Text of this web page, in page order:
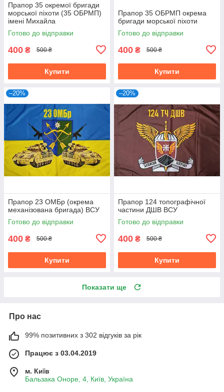
Прапор 35 окремої бригади
морської піхоти (35 ОБРМП)
імені Михайла
Гостроградського ВСУ
Готово до відправки
400 ₴ 500 ₴
Купити
Прапор 35 ОБРМП окрема
бригади морської піхоти
Готово до відправки
400 ₴ 500 ₴
Купити
–20%
Прапор 23 ОМБр (окрема
механізована бригада) ВСУ
Готово до відправки
400 ₴ 500 ₴
Купити
–20%
Прапор 124 топографічної
частини ДШВ ВСУ
Готово до відправки
400 ₴ 500 ₴
Купити
Показати ще
Про нас
99% позитивних з 302 відгуків за рік
Працює з 03.04.2019
м. Київ
Бальзака Оноре, 4, Київ, Україна